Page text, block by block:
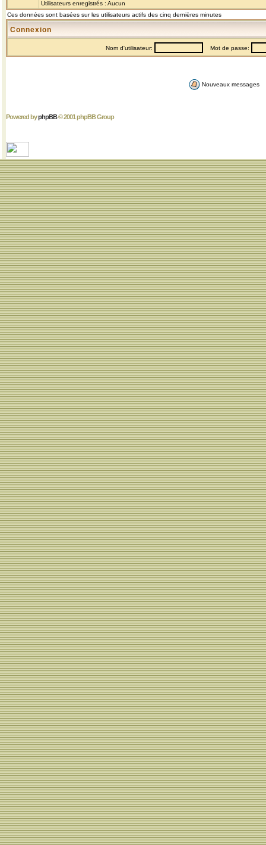
Utilisateurs enregistrés : Aucun
Ces données sont basées sur les utilisateurs actifs des cinq dernières minutes
Connexion
Nom d'utilisateur: Mot de passe:
Nouveaux messages
Powered byphpBB© 2001 phpBB Group